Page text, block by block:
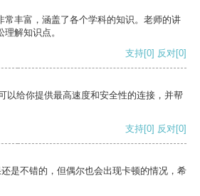
常丰富，涵盖了各个学科的知识。老师的讲
解知识点。
支持[0] 反对[0]
以给你提供最高速度和安全性的连接，并帮
支持[0] 反对[0]
是不错的，但偶尔也会出现卡顿的情况，希